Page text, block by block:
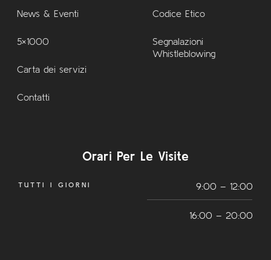
News & Eventi
5×1000
Carta dei servizi
Contatti
Codice Etico
Segnalazioni
Whistleblowing
Orari Per Le Visite
TUTTI I GIORNI 9:00 – 12:00
16:00 – 20:00